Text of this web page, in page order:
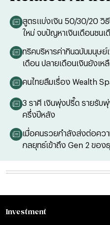
สูตรแบ่งเงิน 50/30/20 วิ
ใหม่ จบปัญหาเงินเดือนชนเ
ทริคบริหารค่ากินฉบับมนุษย์
เดือน ปลายเดือนเงินยังเห
คนไทยลืมเรื่อง Wealth
3 ราศี เงินพุ่งปรี๊ด รายรับ
ครึ่งปีหลัง
เมื่อคนรวยกำลังส่งต่อคว
กลยุทธ์เข้าถึง Gen 2 ของ
Investment